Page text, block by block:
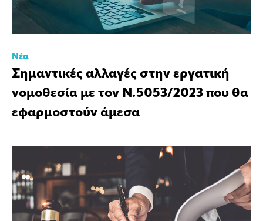
Νέα
Σημαντικές αλλαγές στην εργατική
νομοθεσία με τον Ν.5053/2023 που θα
εφαρμοστούν άμεσα